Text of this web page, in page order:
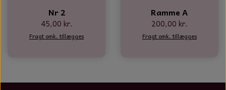
Nr 2
45,00 kr.
Fragt omk. tillægges
Ramme A
200,00 kr.
Fragt omk. tillægges